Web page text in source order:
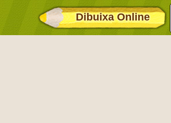
Dibuixa Online